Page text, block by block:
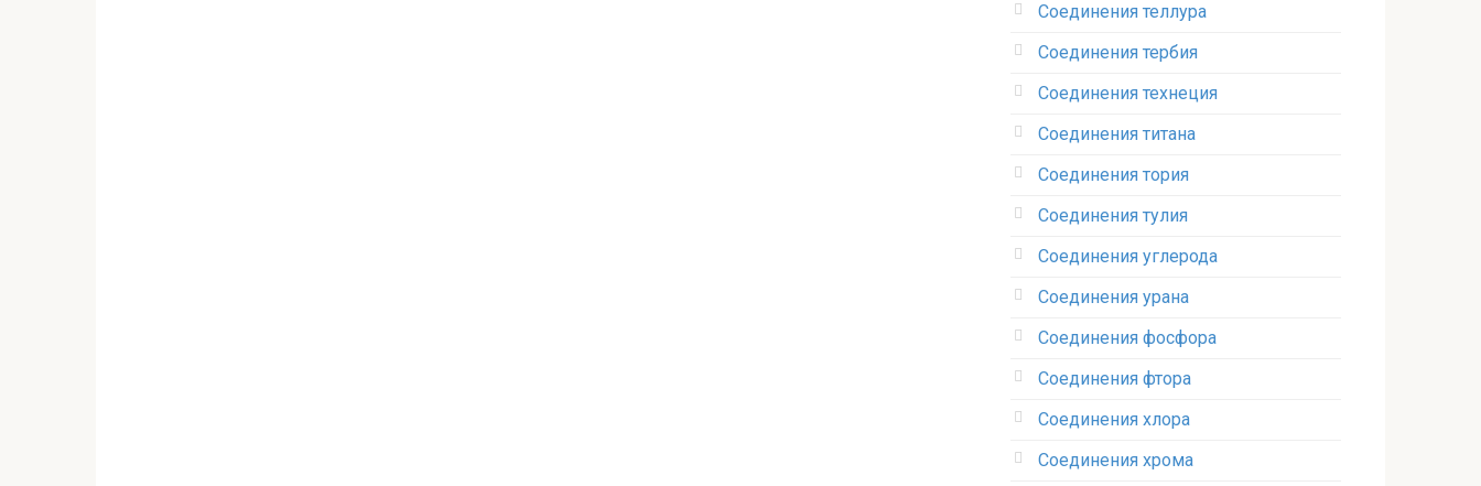
Соединения теллура‎
Соединения тербия‎
Соединения технеция‎
Соединения титана
Соединения тория‎
Соединения тулия‎
Соединения углерода‎
Соединения урана‎
Соединения фосфора‎
Соединения фтора‎
Соединения хлора‎
Соединения хрома‎